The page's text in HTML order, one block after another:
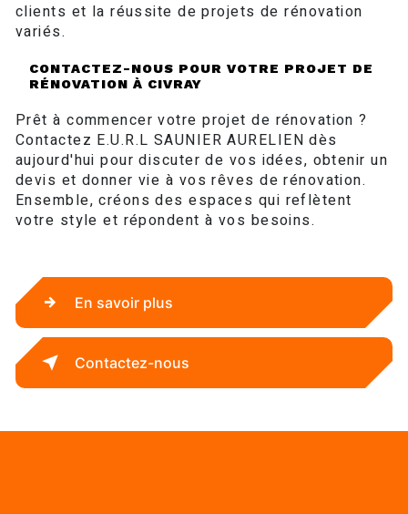
clients et la réussite de projets de rénovation
variés.
CONTACTEZ-NOUS POUR VOTRE PROJET DE
RÉNOVATION À CIVRAY
Prêt à commencer votre projet de rénovation ?
Contactez E.U.R.L SAUNIER AURELIEN dès
aujourd'hui pour discuter de vos idées, obtenir un
devis et donner vie à vos rêves de rénovation.
Ensemble, créons des espaces qui reflètent
votre style et répondent à vos besoins.
En savoir plus
Contactez-nous